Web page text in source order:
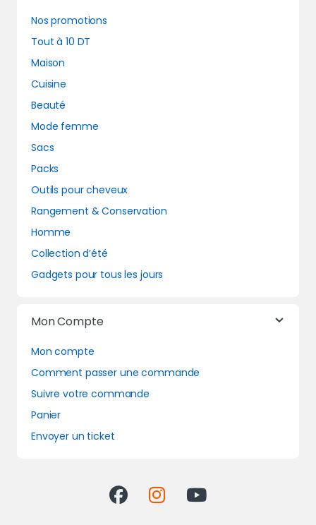
Nos promotions
Tout à 10 DT
Maison
Cuisine
Beauté
Mode femme
Sacs
Packs
Outils pour cheveux
Rangement & Conservation
Homme
Collection d’été
Gadgets pour tous les jours
Mon Compte
Mon compte
Comment passer une commande
Suivre votre commande
Panier
Envoyer un ticket